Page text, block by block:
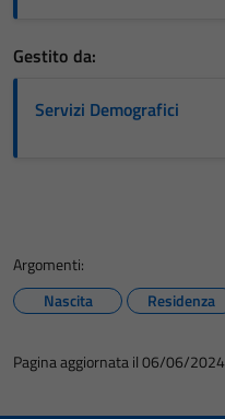
Gestito da:
Servizi Demografici
Argomenti:
Nascita
Residenza
Pagina aggiornata il 06/06/2024